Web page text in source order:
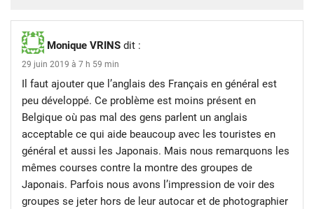
Monique VRINS dit :
29 juin 2019 à 7 h 59 min
Il faut ajouter que l’anglais des Français en général est
peu développé. Ce problème est moins présent en
Belgique où pas mal des gens parlent un anglais
acceptable ce qui aide beaucoup avec les touristes en
général et aussi les Japonais. Mais nous remarquons les
mêmes courses contre la montre des groupes de
Japonais. Parfois nous avons l’impression de voir des
groupes se jeter hors de leur autocar et de photographier